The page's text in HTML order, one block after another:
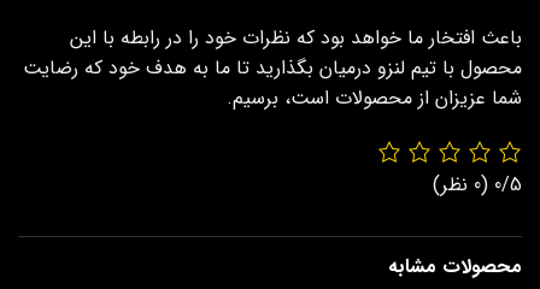
باعث افتخار ما خواهد بود که نظرات خود را در رابطه با این
محصول با تیم لنزو درمیان بگذارید تا ما به هدف خود که رضایت
شما عزیزان از محصولات است، برسیم.
0/5 (0 نظر)
محصولات مشابه